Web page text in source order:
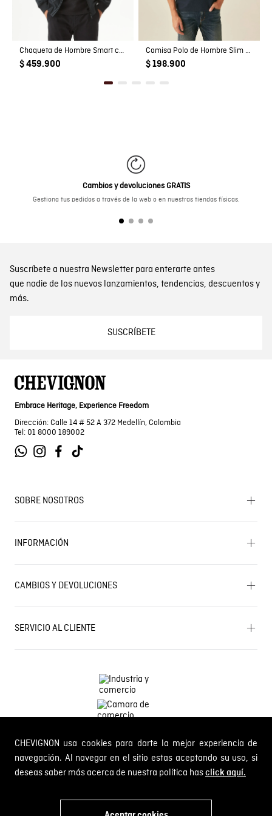
CHEVIGNON usa cookies para darte la mejor experiencia de
navegación. Al navegar en el sitio estas aceptando su uso, si
deseas saber más acerca de nuestra política hasclick aquí.
Chaqueta de Hombre Smart con Capucha Escondida Bolsillos Magnéticos en Poliéster
$ 459.900
Camisa Polo de Hombre Slim Fit Manga Corta Perilla Tejida Escondida en Mezcla de Algodón y Viscosa
$ 198.900
Cambios y devoluciones GRATIS
Gestiona tus pedidos a través de la web o en nuestras tiendas físicas.
Suscríbete a nuestra Newsletter para enterarte antes
que nadie de los nuevos lanzamientos, tendencias, descuentos y
más.
SUSCRÍBETE
Embrace Heritage, Experience Freedom
Dirección: Calle 14 # 52 A 372 Medellín, Colombia
Tel: 01 8000 189002
SOBRE NOSOTROS
Encuentra tu tienda
Historia de la marca
Mapa del sitio
Próximos eventos
INFORMACIÓN
Términos y condiciones
Términos y condiciones de promociones
Política de Cookies
Política de Cambios y Devoluciones
CAMBIOS Y DEVOLUCIONES
Gestiona tu cambio o devolución
PQR y Otras solicitudes
Estado de mi PQR
SERVICIO AL CLIENTE
Línea nacional: 01 8000 189002
Comodin S.A.S. NIT: 800.069.933-6
© 2024 Chevignon, todos los derechos reservados